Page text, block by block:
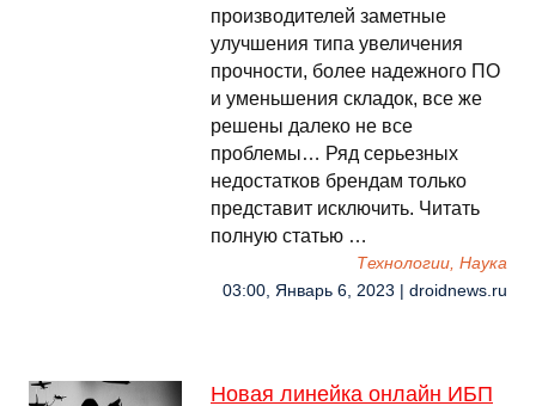
производителей заметные
улучшения типа увеличения
прочности, более надежного ПО
и уменьшения складок, все же
решены далеко не все
проблемы… Ряд серьезных
недостатков брендам только
представит исключить. Читать
полную статью …
Технологии, Наука
03:00, Январь 6, 2023 | droidnews.ru
Новая линейка онлайн ИБП